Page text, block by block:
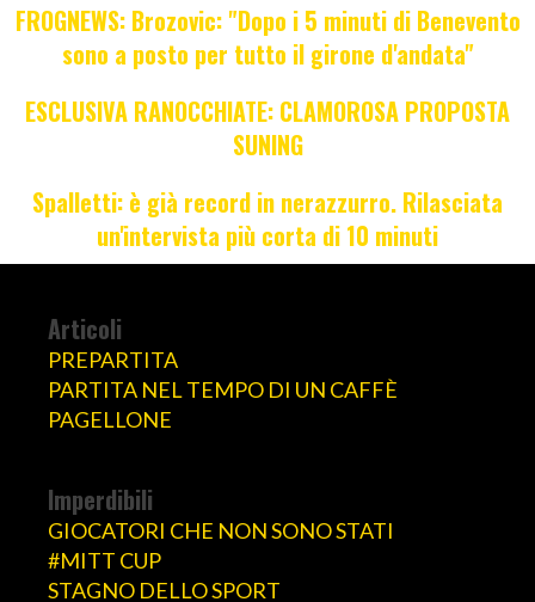
FROGNEWS: Brozovic: "Dopo i 5 minuti di Benevento
sono a posto per tutto il girone d'andata"
ESCLUSIVA RANOCCHIATE: CLAMOROSA PROPOSTA
SUNING
Spalletti: è già record in nerazzurro. Rilasciata
un'intervista più corta di 10 minuti
Articoli
PREPARTITA
PARTITA NEL TEMPO DI UN CAFFÈ
PAGELLONE
Imperdibili
GIOCATORI CHE NON SONO STATI
#MITT CUP
STAGNO DELLO SPORT